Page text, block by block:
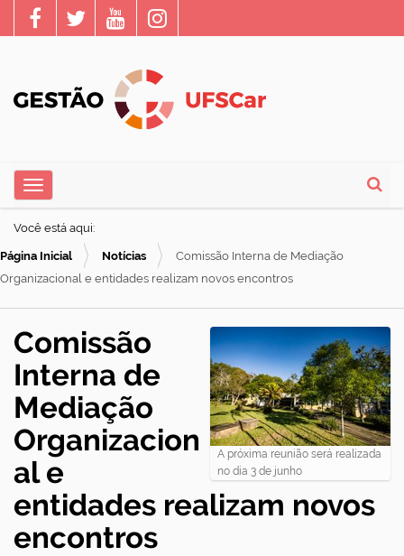
Busca
e
g
Toggle navigation
Você está aqui:
Página Inicial Notícias
Comissão Interna de Mediação
Organizacional e entidades realizam novos encontros
A próxima reunião será realizada
no dia 3 de junho
Comissão
Interna de
Mediação
Organizacion
al e
entidades realizam novos
encontros